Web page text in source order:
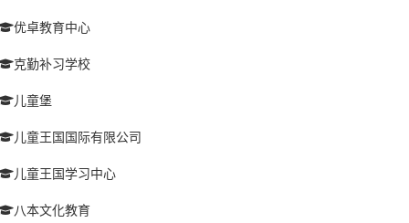
优卓教育中心
克勤补习学校
儿童堡
儿童王国国际有限公司
儿童王国学习中心
八本文化教育